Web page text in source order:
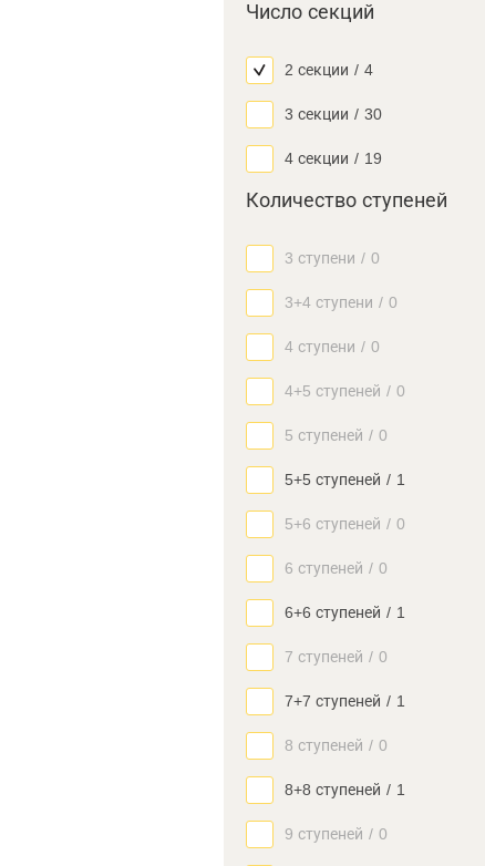
Число секций
2 секции / 4
3 секции / 30
4 секции / 19
Количество ступеней
3 ступени / 0
3+4 ступени / 0
4 ступени / 0
4+5 ступеней / 0
5 ступеней / 0
5+5 ступеней / 1
5+6 ступеней / 0
6 ступеней / 0
6+6 ступеней / 1
7 ступеней / 0
7+7 ступеней / 1
8 ступеней / 0
8+8 ступеней / 1
9 ступеней / 0